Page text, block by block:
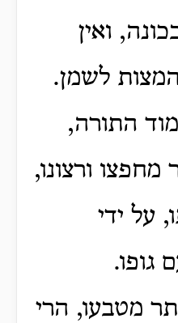
ואין
לשמן.
התורה,
מחפצו ורצונו,
על ידי
גופו.
מטבעו, הרי